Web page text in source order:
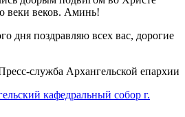
веки веков. Аминь!
дня поздравляю всех вас, дорогие
служба Архангельской епархии
кафедральный собор г.